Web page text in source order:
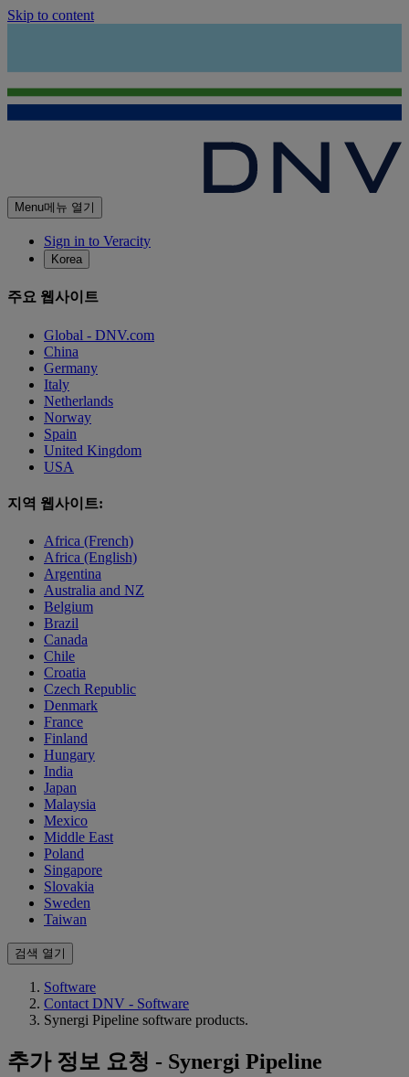
Skip to content
Menu메뉴 열기
Sign in to Veracity
Korea
주요 웹사이트
Global - DNV.com
China
Germany
Italy
Netherlands
Norway
Spain
United Kingdom
USA
지역 웹사이트:
Africa (French)
Africa (English)
Argentina
Australia and NZ
Belgium
Brazil
Canada
Chile
Croatia
Czech Republic
Denmark
France
Finland
Hungary
India
Japan
Malaysia
Mexico
Middle East
Poland
Singapore
Slovakia
Sweden
Taiwan
검색 열기
Software
Contact DNV - Software
Synergi Pipeline software products.
추가 정보 요청 - Synergi Pipeline